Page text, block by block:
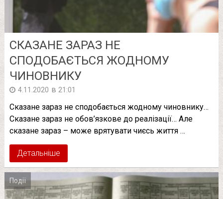
СКАЗАНЕ ЗАРАЗ НЕ
СПОДОБАЄТЬСЯ ЖОДНОМУ
ЧИНОВНИКУ
4.11.2020 в 21:01
Сказане зараз не сподобається жодному чиновнику…
Сказане зараз не обов’язкове до реалізації… Але
сказане зараз – може врятувати чиєсь життя …
Детальніше
Події